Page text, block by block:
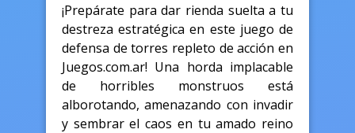
¡Prepárate para dar rienda suelta a tu
destreza estratégica en este juego de
defensa de torres repleto de acción en
Juegos.com.ar! Una horda implacable
de horribles monstruos está
alborotando, amenazando con invadir
y sembrar el caos en tu amado reino